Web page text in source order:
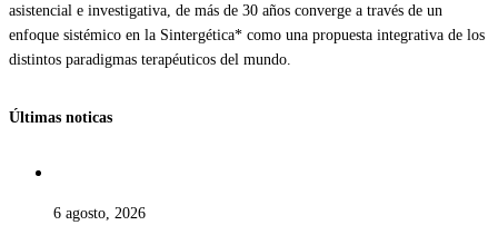
asistencial e investigativa, de más de 30 años converge a través de un
enfoque sistémico en la Sintergética* como una propuesta integrativa de los
distintos paradigmas terapéuticos del mundo.
Últimas noticas
6 agosto, 2026